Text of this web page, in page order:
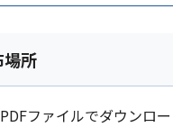
場所
ファイルでダウンロ